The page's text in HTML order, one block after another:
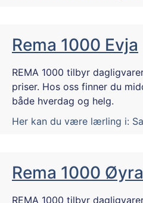
Rema 1000 Evja
REMA 1000 tilbyr
priser. Hos oss finner du
både hverdag og helg.
Her kan du være lærling i:
Rema 1000
REMA 1000 tilbyr